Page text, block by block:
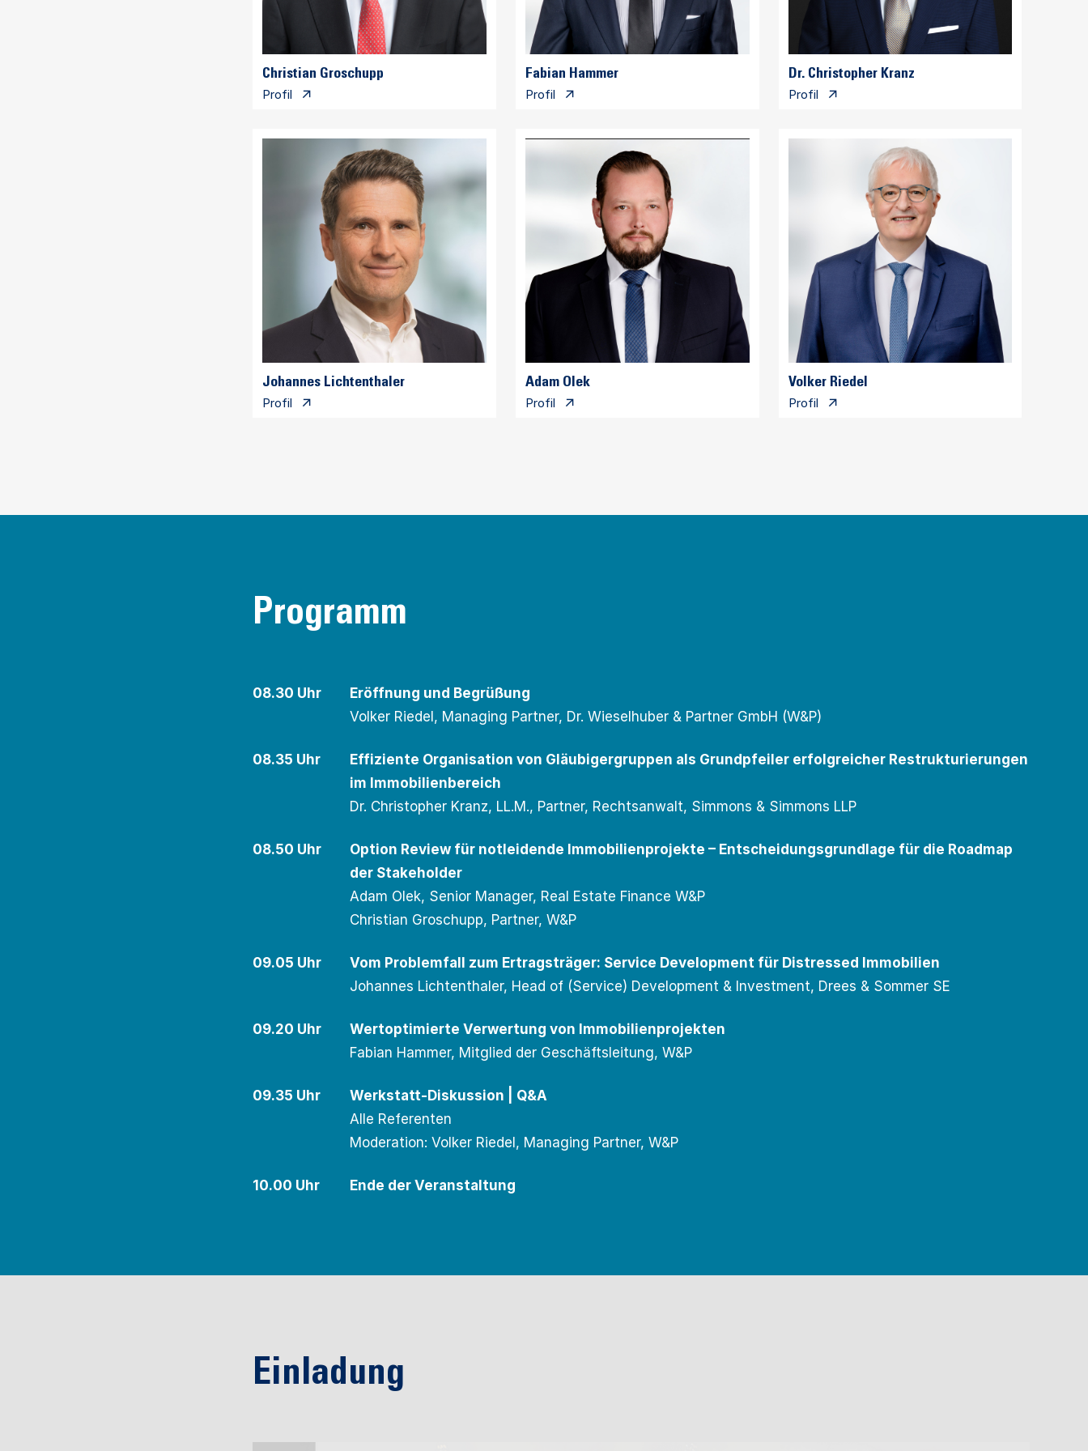
Programm
08.30 Uhr
Eröffnung und Begrüßung
Volker Riedel, Managing Partner, Dr. Wieselhuber & Partner GmbH (W&P)
08.35 Uhr
Effiziente Organisation von Gläubigergruppen als Grundpfeiler erfolgreicher Restrukturierungen
im Immobilienbereich
Dr. Christopher Kranz, LL.M., Partner, Rechtsanwalt, Simmons & Simmons LLP
08.50 Uhr
Option Review für notleidende Immobilienprojekte – Entscheidungsgrundlage für die Roadmap
der Stakeholder
Adam Olek, Senior Manager, Real Estate Finance W&P
Christian Groschupp, Partner, W&P
09.05 Uhr
Vom Problemfall zum Ertragsträger: Service Development für Distressed Immobilien
Johannes Lichtenthaler, Head of (Service) Development & Investment, Drees & Sommer SE
09.20 Uhr
Wertoptimierte Verwertung von Immobilienprojekten
Fabian Hammer, Mitglied der Geschäftsleitung, W&P
09.35 Uhr
Werkstatt-Diskussion | Q&A
Alle Referenten
Moderation: Volker Riedel, Managing Partner, W&P
10.00 Uhr Ende der Veranstaltung
Einladung
Christian Groschupp
Profil
Fabian Hammer
Profil
Dr. Christopher Kranz
Profil
Johannes Lichtenthaler
Profil
Adam Olek
Profil
Volker Riedel
Profil